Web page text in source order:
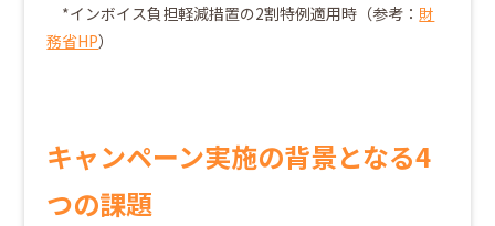
*インボイス負担軽減措置の2割特例適用時（参考： 財
務省HP）
キャンペーン実施の背景となる4
つの課題